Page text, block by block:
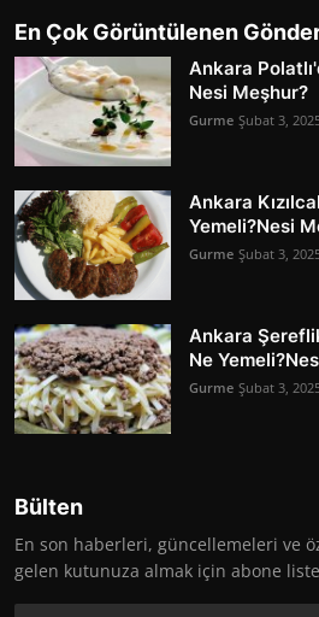
En Çok Görüntülenen
Ankara
Nesi Meşhur?
Gurme Şubat 3,
Ankara
Yemeli?Nesi
Gurme Şubat 3,
Ankara
Ne
Gurme Şubat 3,
Bülten
En son haberleri, güncellemeleri ve
gelen kutunuza almak için abone